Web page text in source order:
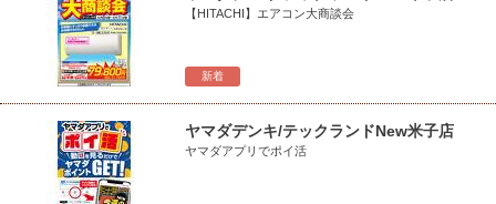
新着
【HITACHI】エアコン大商談会
ヤマダデンキ/テックランドNew米子店
ヤマダアプリでポイ活